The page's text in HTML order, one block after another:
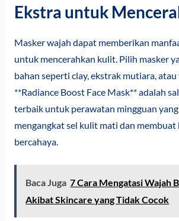
Ekstra untuk
Masker wajah dapat memberikan
untuk mencerahkan kulit. Pilih masker
bahan seperti clay, ekstrak mutiara, atau
**Radiance Boost Face Mask** adalah
terbaik untuk perawatan mingguan
mengangkat sel kulit mati dan
bercahaya.
Baca Juga 7 Cara Mengatasi Wajah
Akibat Skincare yang Tidak Cocok